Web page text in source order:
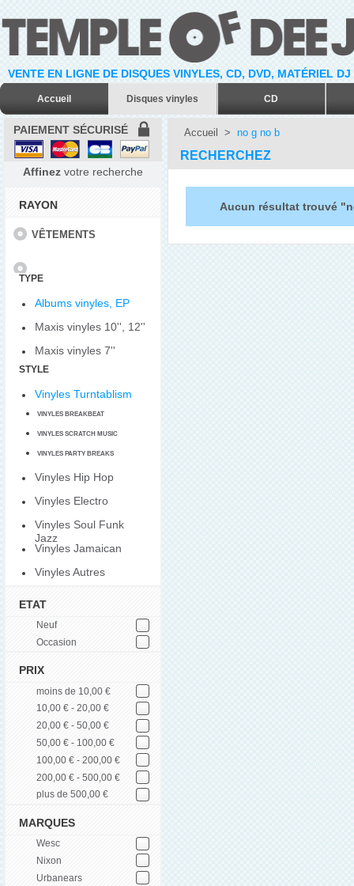
VENTE EN LIGNE DE DISQUES VINYLES, CD, DVD, MATÉRIEL
Accueil Disques vinyles CD
PAIEMENT SÉCURISÉ
Affinez votre recherche
RAYON
VÊTEMENTS
TYPE
Albums vinyles, EP
Maxis vinyles 10'', 12''
Maxis vinyles 7''
STYLE
Vinyles Turntablism
VINYLES BREAKBEAT
VINYLES SCRATCH MUSIC
VINYLES PARTY BREAKS
Vinyles Hip Hop
Vinyles Electro
Vinyles Soul Funk
Jazz
Vinyles Jamaican
Vinyles Autres
ETAT
Neuf
Occasion
PRIX
moins de 10,00 €
10,00 € - 20,00 €
20,00 € - 50,00 €
50,00 € - 100,00 €
100,00 € - 200,00 €
200,00 € - 500,00 €
plus de 500,00 €
MARQUES
Wesc
Nixon
Urbanears
Accueil > no g no b
RECHERCHEZ
Aucun résultat trouvé